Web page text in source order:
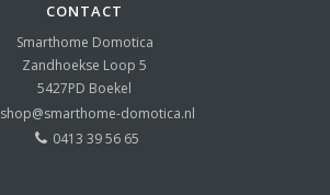
CONTACT
Smarthome Domotica
Zandhoekse Loop 5
5427PD Boekel
shop@smarthome-domotica.nl
0413 39 56 65